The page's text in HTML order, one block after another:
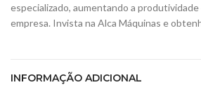
especializado, aumentando a produtividade
empresa. Invista na Alca Máquinas e
INFORMAÇÃO ADICIONAL